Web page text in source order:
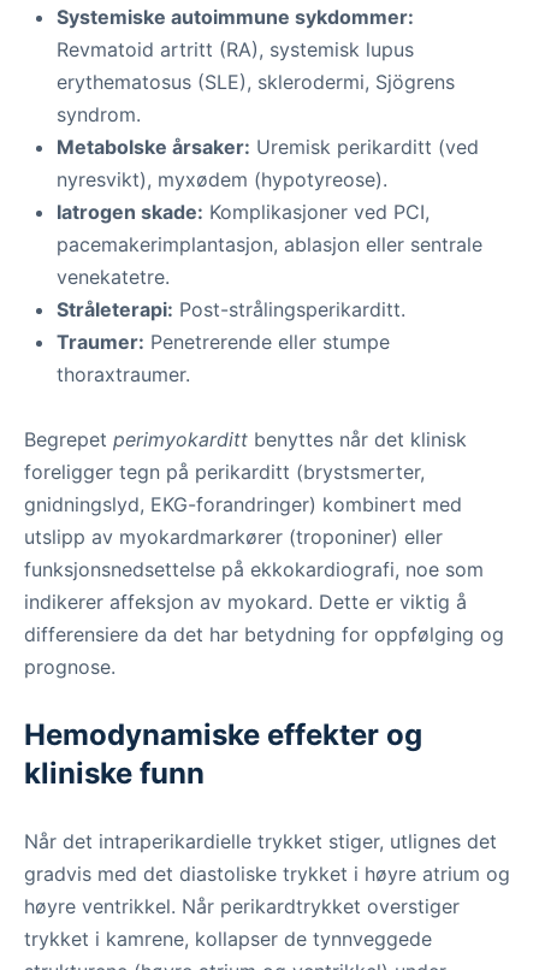
Systemiske autoimmune sykdommer:
Revmatoid artritt (RA), systemisk lupus
erythematosus (SLE), sklerodermi, Sjögrens
syndrom.
Metabolske årsaker: Uremisk perikarditt (ved
nyresvikt), myxødem (hypotyreose).
Iatrogen skade: Komplikasjoner ved PCI,
pacemakerimplantasjon, ablasjon eller sentrale
venekatetre.
Stråleterapi: Post-strålingsperikarditt.
Traumer: Penetrerende eller stumpe
thoraxtraumer.
Begrepet perimyokarditt benyttes når det klinisk
foreligger tegn på perikarditt (brystsmerter,
gnidningslyd, EKG-forandringer) kombinert med
utslipp av myokardmarkører (troponiner) eller
funksjonsnedsettelse på ekkokardiografi, noe som
indikerer affeksjon av myokard. Dette er viktig å
differensiere da det har betydning for oppfølging og
prognose.
Hemodynamiske effekter og
kliniske funn
Når det intraperikardielle trykket stiger, utlignes det
gradvis med det diastoliske trykket i høyre atrium og
høyre ventrikkel. Når perikardtrykket overstiger
trykket i kamrene, kollapser de tynnveggede